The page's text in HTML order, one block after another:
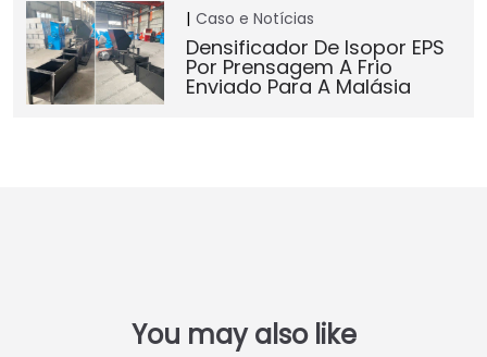
Caso e Notícias
Densificador De Isopor EPS
Por Prensagem A Frio
Enviado Para A Malásia